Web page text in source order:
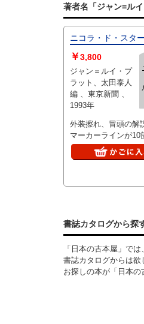
著者名「ジャン=ル
ニコラ・ド・スタ
￥3,800
ジャン＝ルイ・プ
ラット、太田泰人
編 、東京新聞 、
1993年
外装擦れ、冒頭の解
マーカーラインが10
り。図版に伴う解説
ありません。
書誌カタログから探
「日本の古本屋」で
書誌カタログからは欲
お探しの本が「日本の